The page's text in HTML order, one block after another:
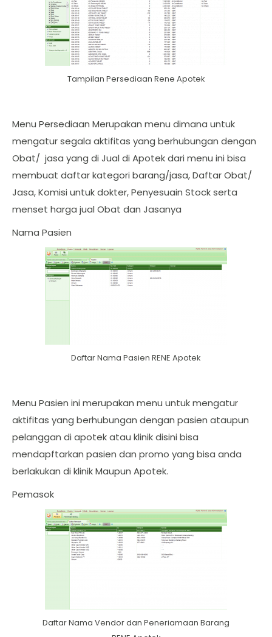
Tampilan Persediaan Rene Apotek
Menu Persediaan Merupakan menu dimana untuk
mengatur segala aktifitas yang berhubungan dengan
Obat/ jasa yang di Jual di Apotek dari menu ini bisa
membuat daftar kategori barang/jasa, Daftar Obat/
Jasa, Komisi untuk dokter, Penyesuain Stock serta
menset harga jual Obat dan Jasanya
Nama Pasien
Daftar Nama Pasien RENE Apotek
Menu Pasien ini merupakan menu untuk mengatur
aktifitas yang berhubungan dengan pasien ataupun
pelanggan di apotek atau klinik disini bisa
mendapftarkan pasien dan promo yang bisa anda
berlakukan di klinik Maupun Apotek.
Pemasok
Daftar Nama Vendor dan Peneriamaan Barang